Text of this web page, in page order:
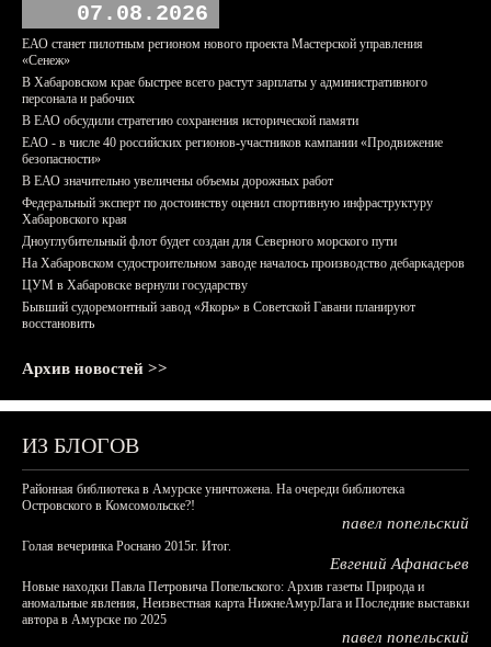
07.08.2026
ЕАО станет пилотным регионом нового проекта Мастерской управления
«Сенеж»
В Хабаровском крае быстрее всего растут зарплаты у административного
персонала и рабочих
В ЕАО обсудили стратегию сохранения исторической памяти
ЕАО - в числе 40 российских регионов-участников кампании «Продвижение
безопасности»
В ЕАО значительно увеличены объемы дорожных работ
Федеральный эксперт по достоинству оценил спортивную инфраструктуру
Хабаровского края
Дноуглубительный флот будет создан для Северного морского пути
На Хабаровском судостроительном заводе началось производство дебаркадеров
ЦУМ в Хабаровске вернули государству
Бывший судоремонтный завод «Якорь» в Советской Гавани планируют
восстановить
Архив новостей >>
ИЗ БЛОГОВ
Районная библиотека в Амурске уничтожена. На очереди библиотека
Островского в Комсомольске?!
павел попельский
Голая вечеринка Роснано 2015г. Итог.
Евгений Афанасьев
Новые находки Павла Петровича Попельского: Архив газеты Природа и
аномальные явления, Неизвестная карта НижнеАмурЛага и Последние выставки
автора в Амурске по 2025
павел попельский